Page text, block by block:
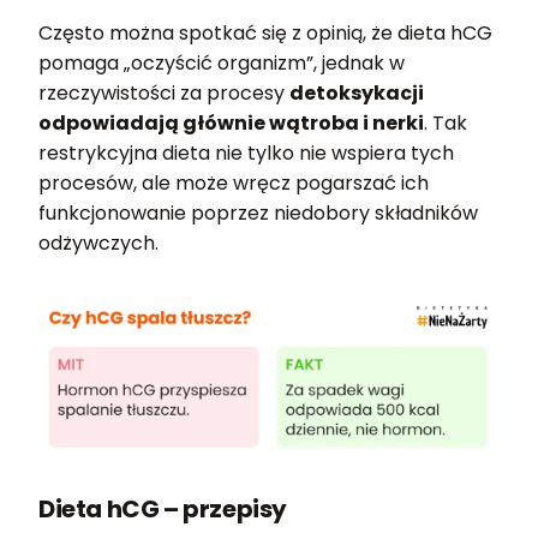
Często można spotkać się z opinią, że dieta hCG
pomaga „oczyścić organizm”, jednak w
rzeczywistości za procesy detoksykacji
odpowiadają głównie wątroba i nerki. Tak
restrykcyjna dieta nie tylko nie wspiera tych
procesów, ale może wręcz pogarszać ich
funkcjonowanie poprzez niedobory składników
odżywczych.
Dieta hCG – przepisy